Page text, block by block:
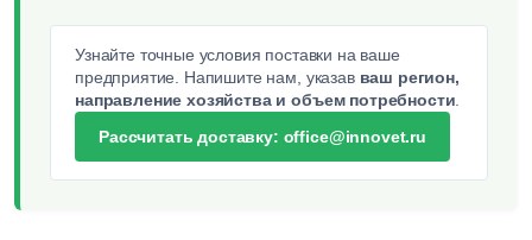
Узнайте точные условия поставки на ваше
предприятие. Напишите нам, указав ваш регион,
направление хозяйства и объем потребности.
Рассчитать доставку: office@innovet.ru